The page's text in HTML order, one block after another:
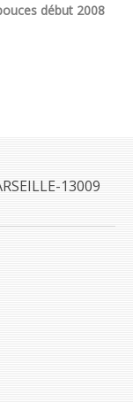
début 2008
13009